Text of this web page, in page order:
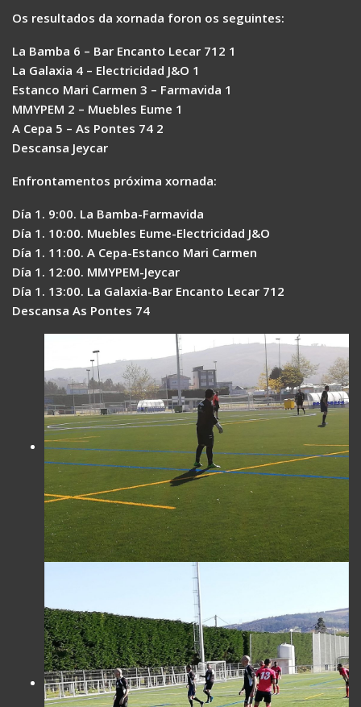
Os resultados da xornada foron os seguintes:
La Bamba 6 – Bar Encanto Lecar 712 1
La Galaxia 4 – Electricidad J&O 1
Estanco Mari Carmen 3 – Farmavida 1
MMYPEM 2 – Muebles Eume 1
A Cepa 5 – As Pontes 74 2
Descansa Jeycar
Enfrontamentos próxima xornada:
Día 1. 9:00. La Bamba-Farmavida
Día 1. 10:00. Muebles Eume-Electricidad J&O
Día 1. 11:00. A Cepa-Estanco Mari Carmen
Día 1. 12:00. MMYPEM-Jeycar
Día 1. 13:00. La Galaxia-Bar Encanto Lecar 712
Descansa As Pontes 74